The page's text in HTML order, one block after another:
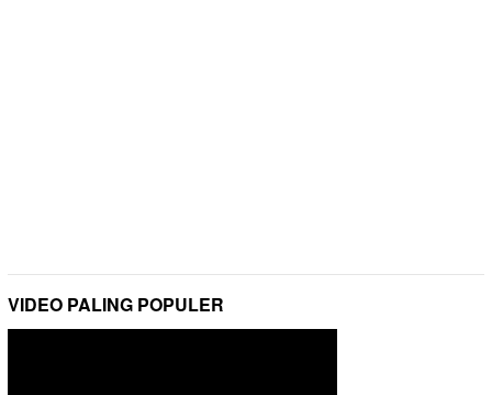
VIDEO PALING POPULER